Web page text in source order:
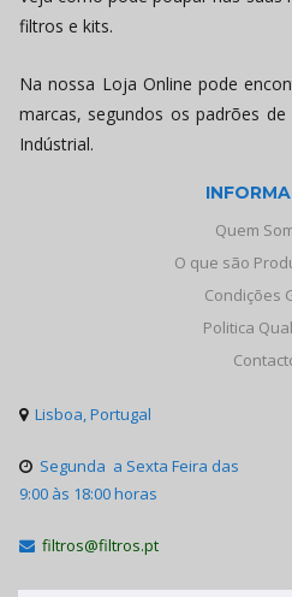
filtros e kits.
Na nossa Loja Online pode
marcas, segundos os padrões
Indústrial.
Quem
O que são
Condições
Politica
 Lisboa, Portugal
 Segunda a Sexta Feira das
9:00 às 18:00 horas
 filtros@filtros.pt